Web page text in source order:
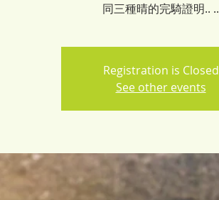
同三種晴的完騎證明.. ..
Registration is Closed
See other events